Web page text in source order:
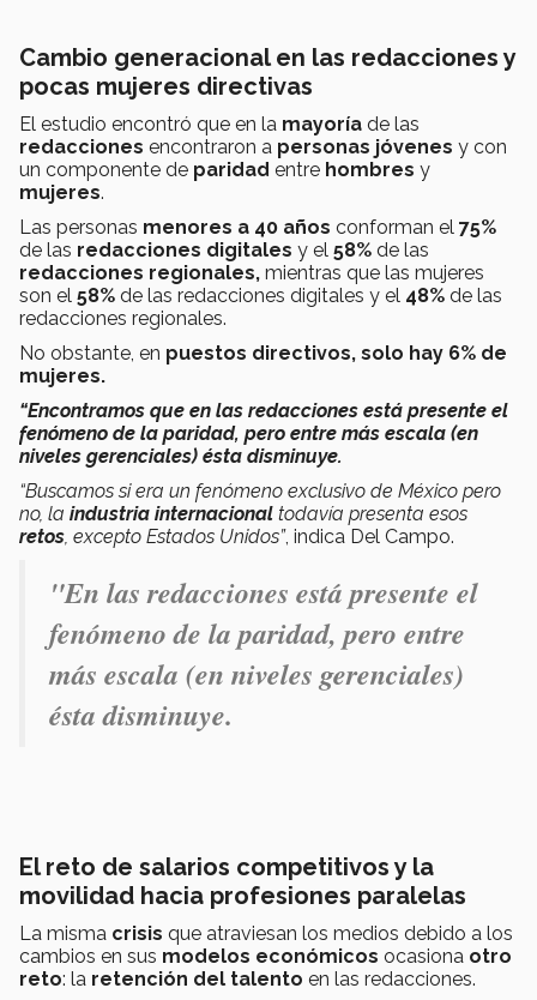
Cambio generacional en las redacciones y
pocas mujeres directivas
El estudio encontró que en la mayoría de las
redacciones encontraron a personas jóvenes y con
un componente de paridad entre hombres y
mujeres.
Las personas menores a 40 años conforman el 75%
de las redacciones digitales y el 58% de las
redacciones regionales, mientras que las mujeres
son el 58% de las redacciones digitales y el 48% de las
redacciones regionales.
No obstante, en puestos directivos, solo hay 6% de
mujeres.
“Encontramos que en las redacciones está presente el
fenómeno de la paridad, pero entre más escala (en
niveles gerenciales) ésta disminuye.
“Buscamos si era un fenómeno exclusivo de México pero
no, la industria internacional todavía presenta esos
retos , excepto Estados Unidos”, indica Del Campo.
"En las redacciones está presente el
fenómeno de la paridad, pero entre
más escala (en niveles gerenciales)
ésta disminuye.
El reto de salarios competitivos y la
movilidad hacia profesiones paralelas
La misma crisis que atraviesan los medios debido a los
cambios en sus modelos económicos ocasiona otro
reto: la retención del talento en las redacciones.